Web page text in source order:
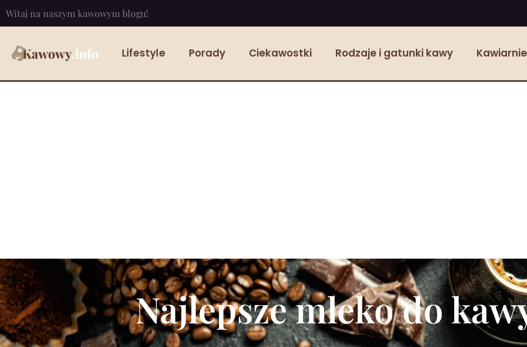
Witaj na naszym kawowym blogu!
Lifestyle Porady Ciekawostki Rodzaje i gatunki kawy Kawiarnie
Najlepsze mleko do